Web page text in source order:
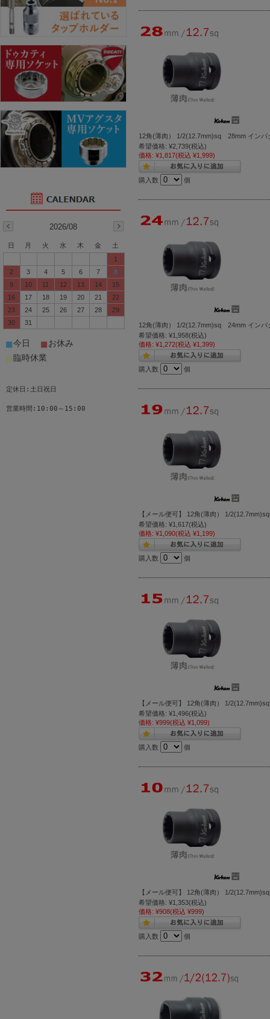
12角(薄肉） 1/2(12.7mm)sq 28mm インパ
希望価格: ¥2,739(税込)
価格: ¥1,817(税込 ¥1,999)
購入数 個
12角(薄肉） 1/2(12.7mm)sq 24mm インパ
希望価格: ¥1,958(税込)
価格: ¥1,272(税込 ¥1,399)
購入数 個
【メール便可】 12角(薄肉） 1/
希望価格: ¥1,617(税込)
価格: ¥1,090(税込 ¥1,199)
購入数 個
【メール便可】 12角(薄肉） 1/
希望価格: ¥1,496(税込)
価格: ¥999(税込 ¥1,099)
購入数 個
【メール便可】 12角(薄肉） 1/
希望価格: ¥1,353(税込)
価格: ¥908(税込 ¥999)
購入数 個
2026/08
日 月 火 水 木 金
土
1
2
3 4 5 6 7
8
9
10 11 12 13 14
15
16
17 18 19 20 21
22
23
24 25 26 27 28
29
30
31
■今日 ■お休み
■臨時休業
定休日:土日祝日
営業時間:10:00～15:00